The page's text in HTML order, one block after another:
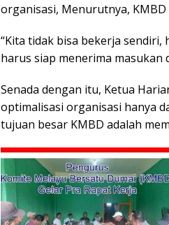
organisasi, Menurutnya,
“Kita tidak bisa bekerja sendiri,
harus siap menerima masukan
Senada dengan itu, Ketua
optimalisasi organisasi hanya
tujuan besar KMBD adalah